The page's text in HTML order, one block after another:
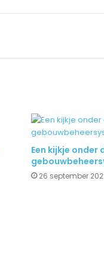
Een kijkje onder
26 september